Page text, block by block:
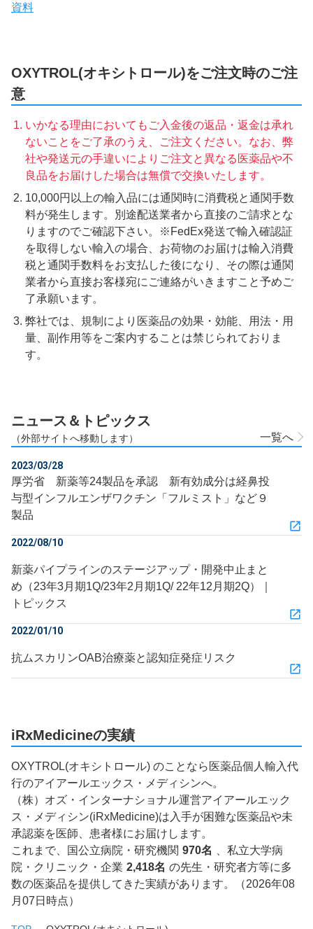
資料
OXYTROL(オキシトロール)をご注文時のご注
意
いかなる理由においてもご入金後の返品・返金は承れ
ないことをご了承のうえ、ご注文ください。なお、弊
社や発送元の手違いによりご注文と異なる医薬品や不
良品をお届けした場合は無償で交換いたします。
10,000円以上の輸入品には通関時に消費税と通関手数
料が発生します。別途配送業者から直接のご請求とな
りますのでご確認下さい。※FedEx発送で輸入確認証
を取得しない輸入の場合、お荷物のお届けは輸入消費
税と通関手数料をお支払した後になり、その際は通関
業者から直接お客様宛にご連絡がいきますこと予めご
了承願います。
弊社では、規制により医薬品の効果・効能、用法・用
量、副作用等をご案内することは禁じられておりま
す。
ニュース＆トピックス
（外部サイトへ移動します） 一覧へ
2023/03/28
厚労省 新薬等24製品を承認 新有効成分は経鼻投
与型インフルエンザワクチン「フルミスト」など９
製品
2022/08/10
新薬パイプラインのステージアップ・開発中止まと
め（23年3月期1Q/23年2月期1Q/ 22年12月期2Q）｜
トピックス
2022/01/10
抗ムスカリンOAB治療薬と認知症発症リスク
iRxMedicineの実績
OXYTROL(オキシトロール) のことなら医薬品個人輸入代
行のアイアールエックス・メディシンへ。
（株）オズ・インターナショナル運営アイアールエック
ス・メディシン(iRxMedicine)は入手が困難な医薬品や未
承認薬を医師、患者様にお届けします。
これまで、国公立病院・研究機関 970名
、私立大学病
院・クリニック・企業 2,418名 の先生・研究者方等に多
数の医薬品を提供してきた実績があります。（2026年08
月07日時点）